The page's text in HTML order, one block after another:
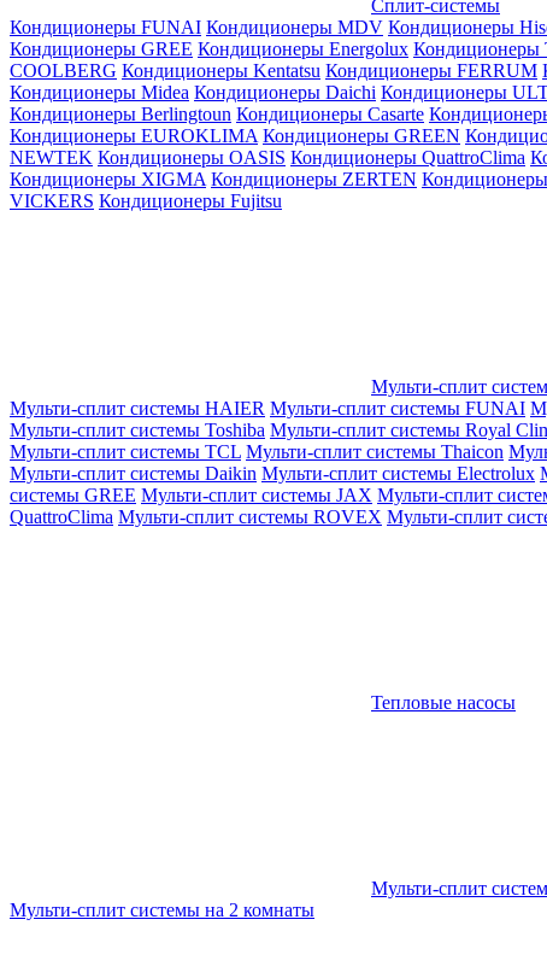
Сплит-системы
Кондиционеры FUNAI Кондиционеры MDV Кондиционеры
Кондиционеры GREE Кондиционеры Energolux Кондиционеры
СOOLBERG Кондиционеры Kentatsu Кондиционеры FERRUM
Кондиционеры Midea Кондиционеры Daichi Кондиционеры
Кондиционеры Berlingtoun Кондиционеры Casarte
Кондиционеры EUROKLIMA Кондиционеры GREEN
NEWTEK Кондиционеры OASIS Кондиционеры QuattroClima
Кондиционеры XIGMA Кондиционеры ZERTEN
VICKERS Кондиционеры Fujitsu
Мульти-сплит
Мульти-сплит системы HAIER Мульти-сплит системы FUNAI
Мульти-сплит системы Toshiba Мульти-сплит системы Royal
Мульти-сплит системы TCL Мульти-сплит системы Thaicon
Мульти-сплит системы Daikin Мульти-сплит системы Electrolux
системы GREE Мульти-сплит системы JAX Мульти-сплит
QuattroClima Мульти-сплит системы ROVEX Мульти-сплит
Тепловые насосы
Мульти-сплит
Мульти-сплит системы на 2 комнаты